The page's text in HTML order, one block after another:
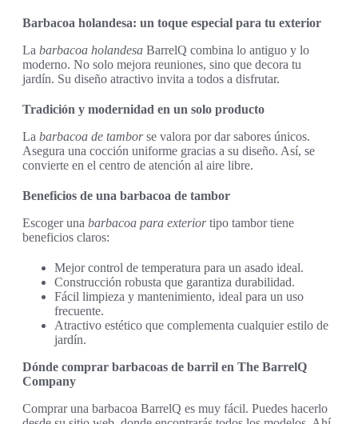
Barbacoa holandesa: un toque especial para tu exterior
La barbacoa holandesa BarrelQ combina lo antiguo y lo
moderno. No solo mejora reuniones, sino que decora tu
jardín. Su diseño atractivo invita a todos a disfrutar.
Tradición y modernidad en un solo producto
La barbacoa de tamborse valora por dar sabores únicos.
Asegura una cocción uniforme gracias a su diseño. Así, se
convierte en el centro de atención al aire libre.
Beneficios de una barbacoa de tambor
Escoger una barbacoa para exteriortipo tambor tiene
beneficios claros:
Mejor control de temperatura para un asado ideal.
Construcción robusta que garantiza durabilidad.
Fácil limpieza y mantenimiento, ideal para un uso
frecuente.
Atractivo estético que complementa cualquier estilo de
jardín.
Dónde comprar barbacoas de barril en The BarrelQ
Company
Comprar una barbacoa BarrelQ es muy fácil. Puedes hacerlo